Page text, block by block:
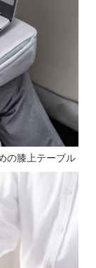
の膝上テーブル